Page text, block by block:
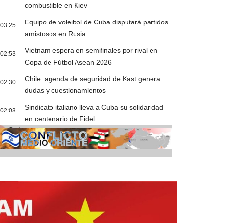
combustible en Kiev
03:25
Equipo de voleibol de Cuba disputará partidos
amistosos en Rusia
02:53
Vietnam espera en semifinales por rival en
Copa de Fútbol Asean 2026
02:30
Chile: agenda de seguridad de Kast genera
dudas y cuestionamientos
02:03
Sindicato italiano lleva a Cuba su solidaridad
en centenario de Fidel
Cobertura